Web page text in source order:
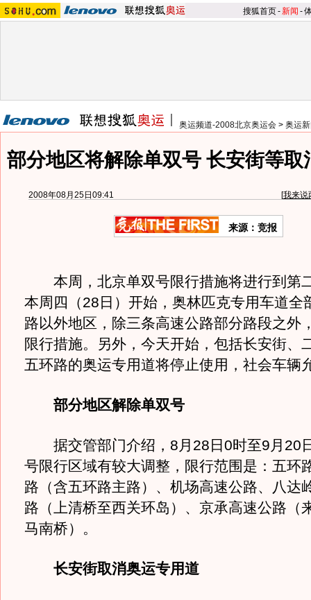
搜狐首页-新闻 -
奥运频道-2008北京奥运会 > 奥运
部分地区将解除单双号 长安街等取
2008年08月25日09:41 [我来说
来源：竞报
本周，北京单双号限行措施将进行到第
本周四（28日）开始，奥林匹克专用车道全
路以外地区，除三条高速公路部分路段之外
限行措施。另外，今天开始，包括长安街、
五环路的奥运专用道将停止使用，社会车辆
部分地区解除单双号
据交管部门介绍，8月28日0时至9月20
号限行区域有较大调整，限行范围是：五环
路（含五环路主路）、机场高速公路、八达
路（上清桥至西关环岛）、京承高速公路（
马南桥）。
长安街取消奥运专用道